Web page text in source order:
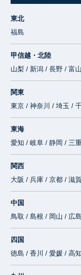
東北
福島
甲信越・北陸
山梨 / 新潟 / 長野 / 富
関東
東京 / 神奈川 / 埼玉 /
東海
愛知 / 岐阜 / 静岡 / 三
関西
大阪 / 兵庫 / 京都 / 滋
中国
鳥取 / 島根 / 岡山 / 広
四国
徳島 / 香川 / 愛媛 / 高知